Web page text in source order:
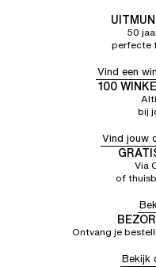
50
perfecte
Vind een
100
bij
Vind jouw
Via
of
Ontvang je
Bekijk